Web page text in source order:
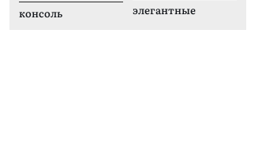
консоль
элегантные